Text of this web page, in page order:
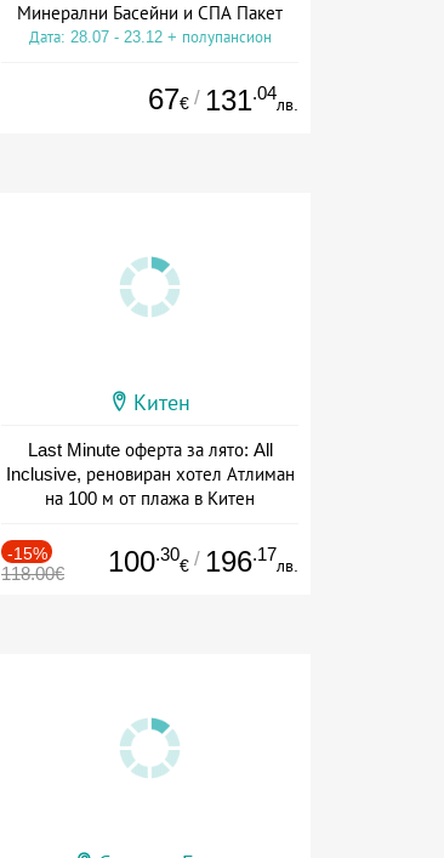
Минерални Басейни и СПА Пакет
Дата: 28.07 - 23.12 + полупансион
67€ / 131.04
лв.
Китен
Last Minute оферта за лято: All
Inclusive, реновиран хотел Атлиман
на 100 м от плажа в Китен
-15%
118.00€ 100.30
€ / 196.17
лв.